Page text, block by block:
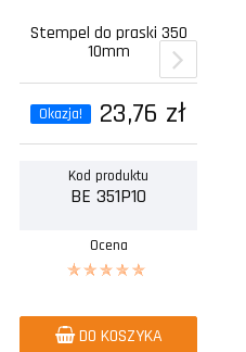
Stempel do praski 350
10mm
Okazja! 23,76 zł
Kod produktu
BE 351P10
Ocena
DO KOSZYKA